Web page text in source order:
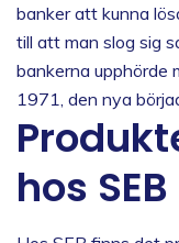
banker att kunna
till att man slog sig
bankerna upphörde
1971, den nya
hos SEB